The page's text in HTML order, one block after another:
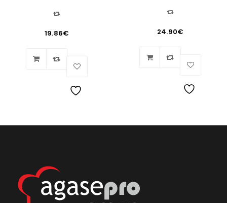
19.86€
de
24.90€
de